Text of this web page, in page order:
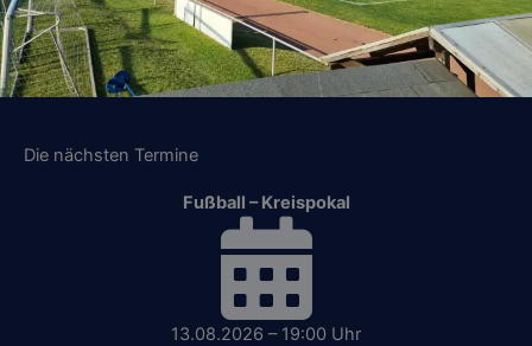
Die nächsten Termine
Fußball – Kreispokal
13.08.2026 – 19:00 Uhr